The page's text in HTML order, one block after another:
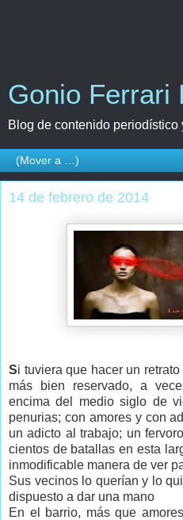
Gonio Ferrari
Blog de contenido periodístico
14 de febrero de 2014
Si tuviera que hacer un
más bien reservado, a
encima del medio siglo de
penurias; con amores y con
un adicto al trabajo; un
cientos de batallas en esta
inmodificable manera de ver
Sus vecinos lo querían y lo
dispuesto a dar una mano
En el barrio, más que